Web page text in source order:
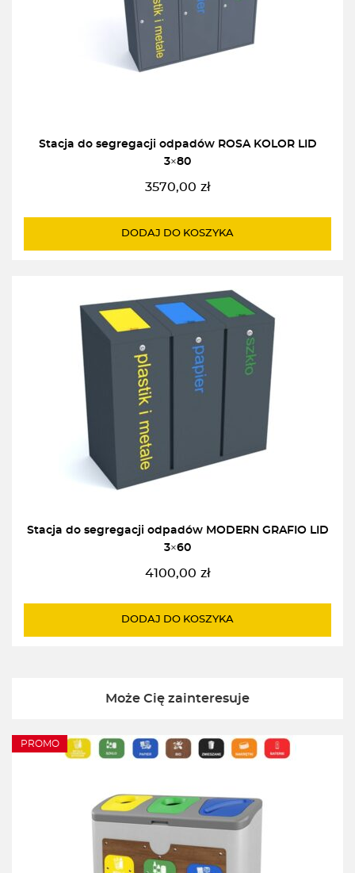
Stacja do segregacji odpadów ROSA KOLOR LID
3×80
3570,00 zł
DODAJ DO KOSZYKA
Stacja do segregacji odpadów MODERN GRAFIO LID
3×60
4100,00 zł
DODAJ DO KOSZYKA
Może Cię zainteresuje
PROMO